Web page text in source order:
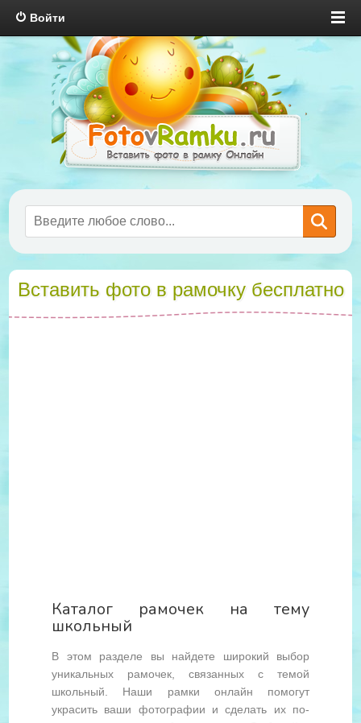
Войти
Вставить фото в рамочку бесплатно
Каталог рамочек на тему
школьный
В этом разделе вы найдете широкий выбор
уникальных рамочек, связанных с темой
школьный. Наши рамки онлайн помогут
украсить ваши фотографии и сделать их по-